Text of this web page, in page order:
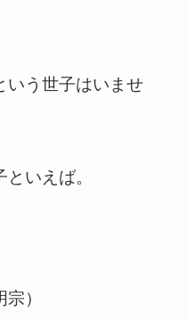
う世子はいませ
いえば。
）